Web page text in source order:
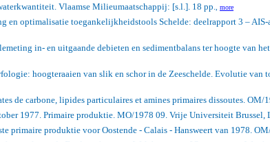
Vlaamse Milieumaatschappij: [s.l.]. 18 pp. more
en optimalisatie toegankelijkheidstools Schelde: deelrapport 3 – AIS-
in- en uitgaande debieten en sedimentbalans ter hoogte van het
hoogteraaien van slik en schor in de Zeeschelde. Evolutie van
de carbone, lipides particulaires et amines primaires dissoutes. OM/
1977. Primaire produktie. MO/1978 09. Vrije Universiteit Brussel,
primaire produktie voor Oostende - Calais - Hansweert van 1978.